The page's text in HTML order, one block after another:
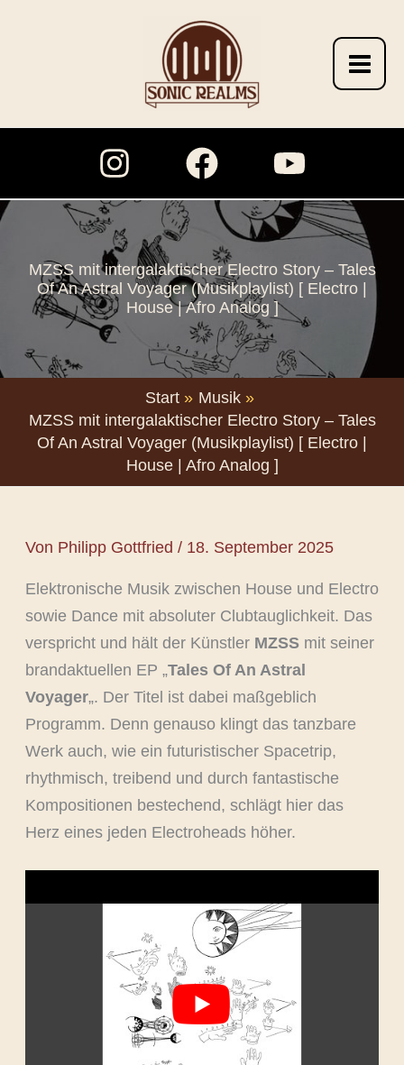
MZSS mit intergalaktischer Electro Story – Tales
Of An Astral Voyager (Musikplaylist) [ Electro |
House | Afro Analog ]
Start
Musik
MZSS mit intergalaktischer Electro Story – Tales
Of An Astral Voyager (Musikplaylist) [ Electro |
House | Afro Analog ]
Von Philipp Gottfried / 18. September 2025
Elektronische Musik zwischen House und Electro
sowie Dance mit absoluter Clubtauglichkeit. Das
verspricht und hält der Künstler MZSSmit seiner
brandaktuellen EP „Tales Of An Astral
Voyager„. Der Titel ist dabei maßgeblich
Programm. Denn genauso klingt das tanzbare
Werk auch, wie ein futuristischer Spacetrip,
rhythmisch, treibend und durch fantastische
Kompositionen bestechend, schlägt hier das
Herz eines jeden Electroheads höher.